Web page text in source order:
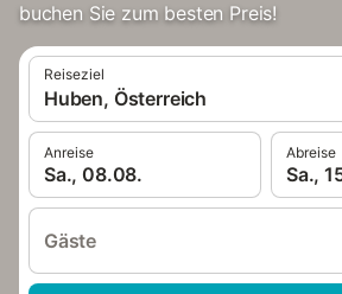
buchen Sie zum besten Preis!
Reiseziel
Huben, Österreich
Anreise
Sa., 08.08.
Abreise
Sa.,
Gäste